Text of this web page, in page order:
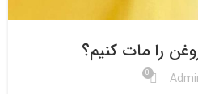
را مات کنیم؟
0